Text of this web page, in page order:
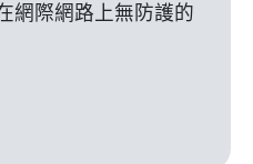
網際網路上無防護的